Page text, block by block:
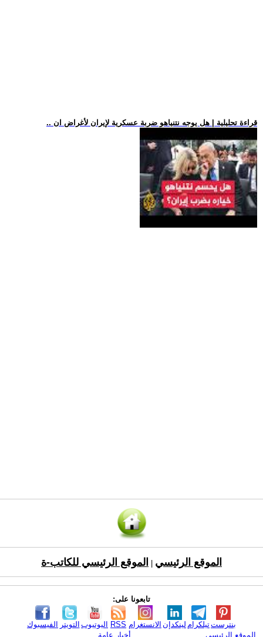
.. قراءة تحليلية | هل يوجه نتنياهو ضربة عسكرية لإيران لأغراض ان
الموقع الرئيسي الموقع الرئيسي للكاتب-ة
تابعونا على:
الفيسبوك التويتر اليوتيوب RSS الانستغرام لينكدإن تيلكرامبنترست
الموقع الرئيسي
أخبار عامة